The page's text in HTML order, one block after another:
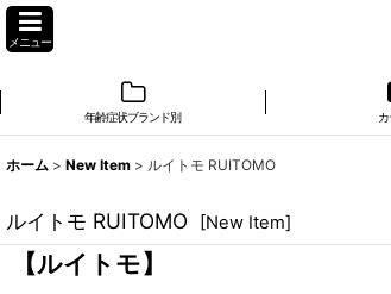
メニュー
年齢症状ブランド別
ホーム > New Item > ルイトモ RUITOMO
ルイトモ RUITOMO [New Item]
【ルイトモ】